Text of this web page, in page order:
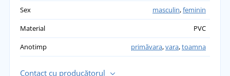
moi, confortabili și elastici. Vi-i recomand 👌.
přidáno 04.08.2023
Sex
masculin,feminin
Material
PVC
Anotimp
primăvara,vara,toamna
Contact cu producătorul